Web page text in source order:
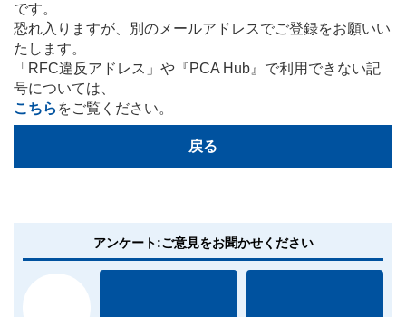
です。
恐れ入りますが、別のメールアドレスでご登録をお願いい
たします。
「RFC違反アドレス」や『PCA Hub』で利用できない記
号については、
こちら をご覧ください。
戻る
アンケート:ご意見をお聞かせください